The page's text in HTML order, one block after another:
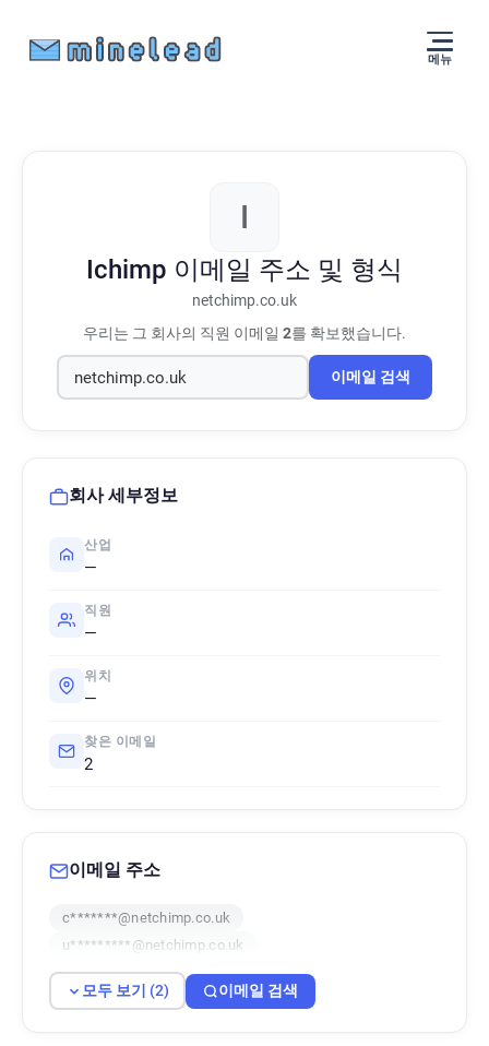
메뉴
I
Ichimp 이메일 주소 및 형식
netchimp.co.uk
우리는 그 회사의 직원 이메일 2를 확보했습니다.
이메일 검색
회사 세부정보
산업
—
직원
—
위치
—
찾은 이메일
2
이메일 주소
c*******@netchimp.co.uk
u*********@netchimp.co.uk
모두 보기 (2) 이메일 검색